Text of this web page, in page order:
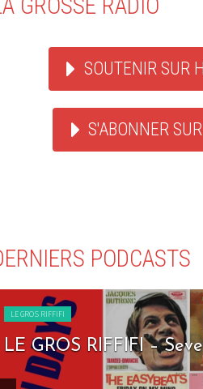
SOUTENIR SUR
S'ABONNER
PODCASTS
LE GROS RIFFIFI
LE GROS RIFFIFI –